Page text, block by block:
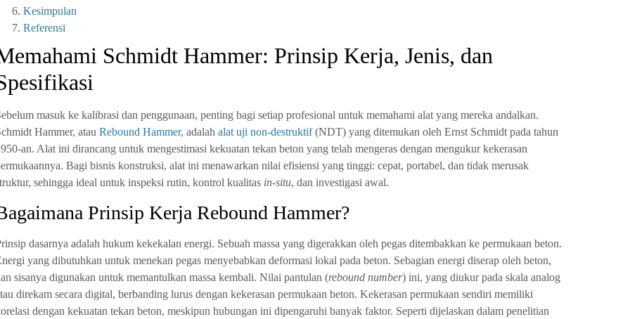
Kesimpulan
Referensi
Schmidt Hammer: Prinsip Kerja, Jenis, dan
masuk ke kalibrasi dan penggunaan, penting bagi setiap profesional untuk memahami alat yang mereka andalkan.
Hammer, atau Rebound Hammer, adalah alat uji non-destruktif(NDT) yang ditemukan oleh Ernst Schmidt pada tahun
an. Alat ini dirancang untuk mengestimasi kekuatan tekan beton yang telah mengeras dengan mengukur kekerasan
Bagi bisnis konstruksi, alat ini menawarkan nilai efisiensi yang tinggi: cepat, portabel, dan tidak merusak
sehingga ideal untuk inspeksi rutin, kontrol kualitas in-situ, dan investigasi awal.
Prinsip Kerja Rebound Hammer?
dasarnya adalah hukum kekekalan energi. Sebuah massa yang digerakkan oleh pegas ditembakkan ke permukaan beton.
yang dibutuhkan untuk menekan pegas menyebabkan deformasi lokal pada beton. Sebagian energi diserap oleh beton,
sisanya digunakan untuk memantulkan massa kembali. Nilai pantulan (rebound number) ini, yang diukur pada skala analog
direkam secara digital, berbanding lurus dengan kekerasan permukaan beton. Kekerasan permukaan sendiri memiliki
dengan kekuatan tekan beton, meskipun hubungan ini dipengaruhi banyak faktor. Seperti dijelaskan dalam penelitian